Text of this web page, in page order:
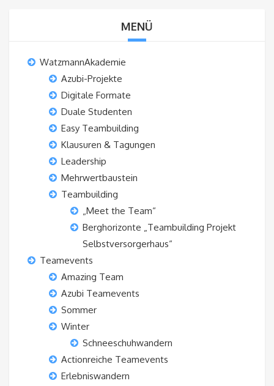
MENÜ
WatzmannAkademie
Azubi-Projekte
Digitale Formate
Duale Studenten
Easy Teambuilding
Klausuren & Tagungen
Leadership
Mehrwertbaustein
Teambuilding
„Meet the Team“
Berghorizonte „Teambuilding Projekt
Selbstversorgerhaus“
Teamevents
Amazing Team
Azubi Teamevents
Sommer
Winter
Schneeschuhwandern
Actionreiche Teamevents
Erlebniswandern